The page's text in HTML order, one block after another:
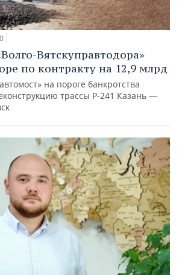
Вятскуправтодора»
по контракту на 12,9 млрд
на пороге банкротства
трассы Р‑241 Казань —